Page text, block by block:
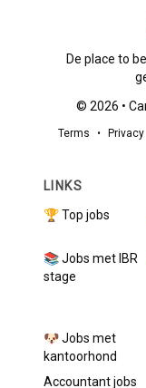
De place to
© 2026 •
Terms • Privacy
LINKS
🏆 Top jobs
📚 Jobs met IBR
stage
🐶 Jobs met
kantoorhond
Accountantjobs